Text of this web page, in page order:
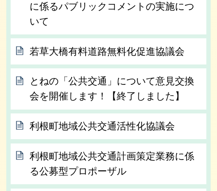
に係るパブリックコメントの実施につ
いて
若草大橋有料道路無料化促進協議会
とねの「公共交通」について意見交換
会を開催します！【終了しました】
利根町地域公共交通活性化協議会
利根町地域公共交通計画策定業務に係
る公募型プロポーザル